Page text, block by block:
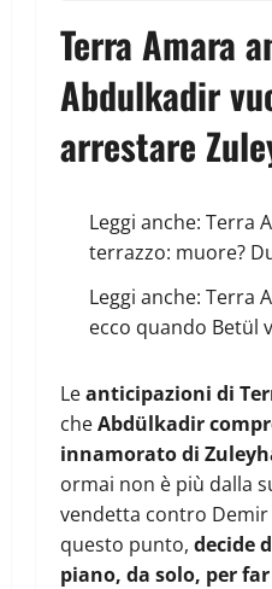
Terra Amara
Abdulkadir
arrestare
Leggi anche: Terra
terrazzo: muore?
Leggi anche: Terra
ecco quando Betül
Leanticipazioni di
cheAbdülkadir
innamorato di
ormai non è più dalla
vendetta contro Demir
questo punto, decide
piano, da solo, per